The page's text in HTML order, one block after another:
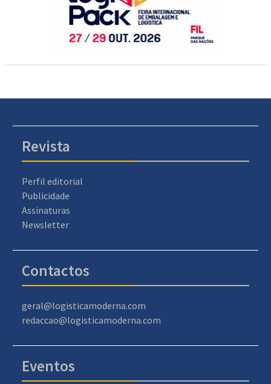
Revista
Perfil editorial
Publicidade
Assinaturas
Newsletter
Contactos
geral@logisticamoderna.com
redaccao@logisticamoderna.com
Eventos